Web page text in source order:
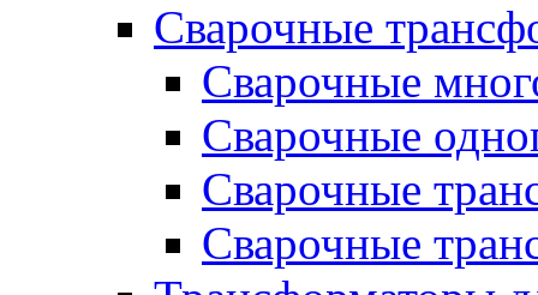
Сварочные
Сварочные
Сварочные
Сварочные
Сварочные